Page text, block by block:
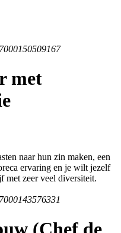
met
naar hun zin maken, een
ervaring en je wilt jezelf
met zeer veel diversiteit.
(Chef de